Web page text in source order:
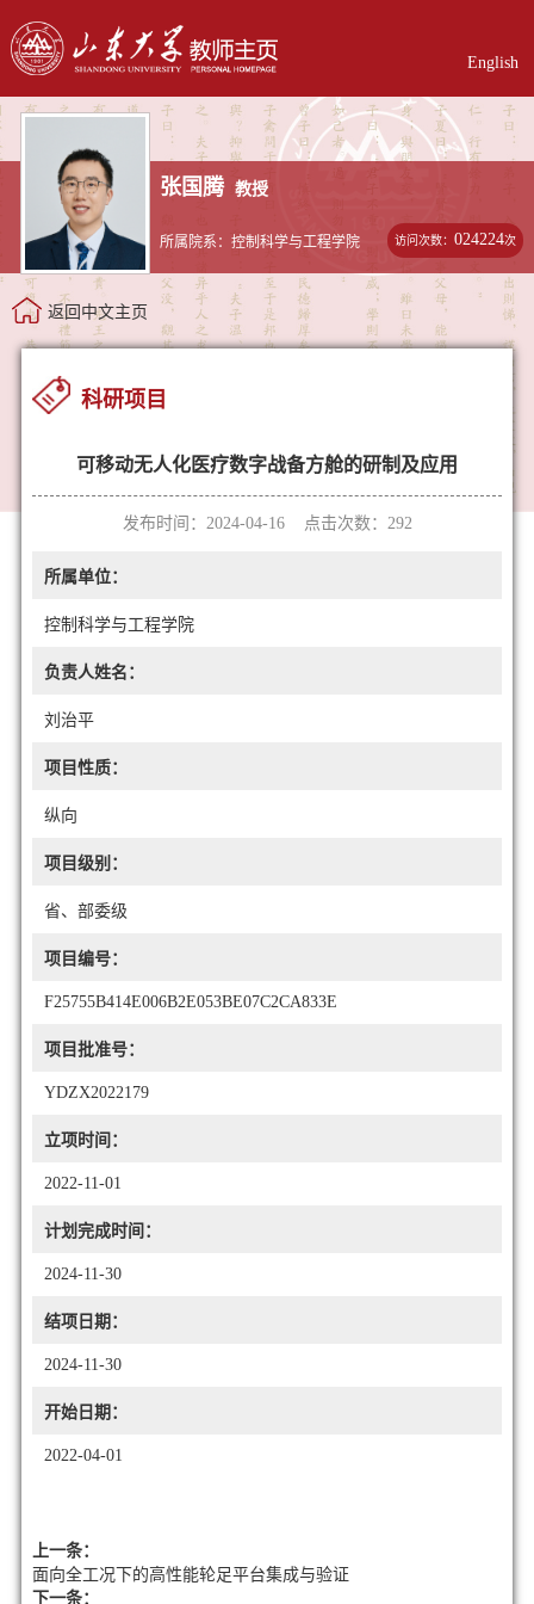
English
张国腾 教授
所属院系：控制科学与工程学院 访问次数：024224次
返回中文主页
科研项目
可移动无人化医疗数字战备方舱的研制及应用
发布时间：2024-04-16 点击次数： 292
所属单位：
控制科学与工程学院
负责人姓名：
刘治平
项目性质：
纵向
项目级别：
省、部委级
项目编号：
F25755B414E006B2E053BE07C2CA833E
项目批准号：
YDZX2022179
立项时间：
2022-11-01
计划完成时间：
2024-11-30
结项日期：
2024-11-30
开始日期：
2022-04-01
上一条：
面向全工况下的高性能轮足平台集成与验证
下一条：